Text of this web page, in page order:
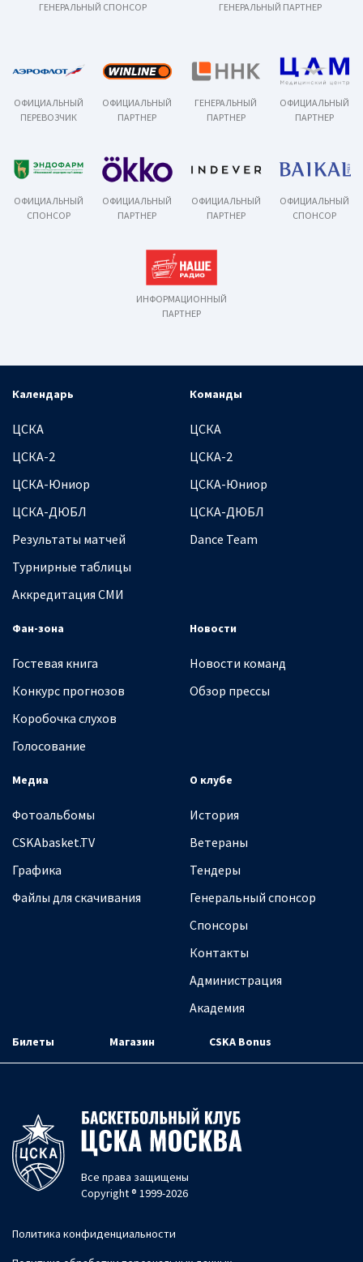
ГЕНЕРАЛЬНЫЙ СПОНСОР ГЕНЕРАЛЬНЫЙ ПАРТНЕР
ОФИЦИАЛЬНЫЙ
ПЕРЕВОЗЧИК
ОФИЦИАЛЬНЫЙ
ПАРТНЕР
ГЕНЕРАЛЬНЫЙ
ПАРТНЕР
ОФИЦИАЛЬНЫЙ
ПАРТНЕР
ОФИЦИАЛЬНЫЙ
СПОНСОР
ОФИЦИАЛЬНЫЙ
ПАРТНЕР
ОФИЦИАЛЬНЫЙ
ПАРТНЕР
ОФИЦИАЛЬНЫЙ
СПОНСОР
ИНФОРМАЦИОННЫЙ
ПАРТНЕР
Календарь
ЦСКА
ЦСКА-2
ЦСКА-Юниор
ЦСКА-ДЮБЛ
Результаты матчей
Турнирные таблицы
Аккредитация СМИ
Команды
ЦСКА
ЦСКА-2
ЦСКА-Юниор
ЦСКА-ДЮБЛ
Dance Team
Фан-зона
Гостевая книга
Конкурс прогнозов
Коробочка слухов
Голосование
Новости
Новости команд
Обзор прессы
Медиа
Фотоальбомы
CSKAbasket.TV
Графика
Файлы для скачивания
О клубе
История
Ветераны
Тендеры
Генеральный спонсор
Спонсоры
Контакты
Администрация
Академия
Билеты Магазин CSKA Bonus
Все права защищены
Copyright ® 1999-2026
Политика конфиденциальности